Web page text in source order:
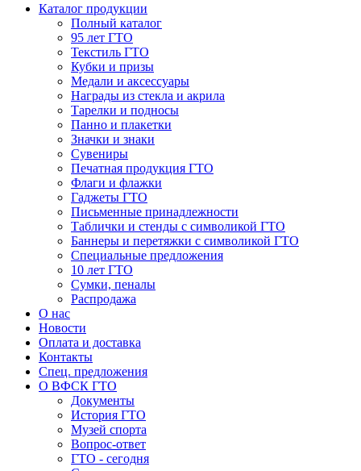
Каталог продукции
Полный каталог
95 лет ГТО
Текстиль ГТО
Кубки и призы
Медали и аксессуары
Награды из стекла и акрила
Тарелки и подносы
Панно и плакетки
Значки и знаки
Сувениры
Печатная продукция ГТО
Флаги и флажки
Гаджеты ГТО
Письменные принадлежности
Таблички и стенды с символикой ГТО
Баннеры и перетяжки с символикой ГТО
Специальные предложения
10 лет ГТО
Сумки, пеналы
Распродажа
О нас
Новости
Оплата и доставка
Контакты
Спец. предложения
О ВФСК ГТО
Документы
История ГТО
Музей спорта
Вопрос-ответ
ГТО - сегодня